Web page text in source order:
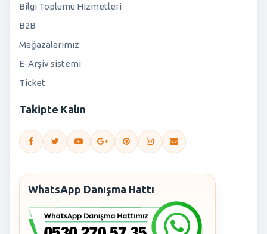
Bilgi Toplumu Hizmetleri
B2B
Mağazalarımız
E-Arşiv sistemi
Ticket
Takipte Kalın
WhatsApp Danışma Hattı